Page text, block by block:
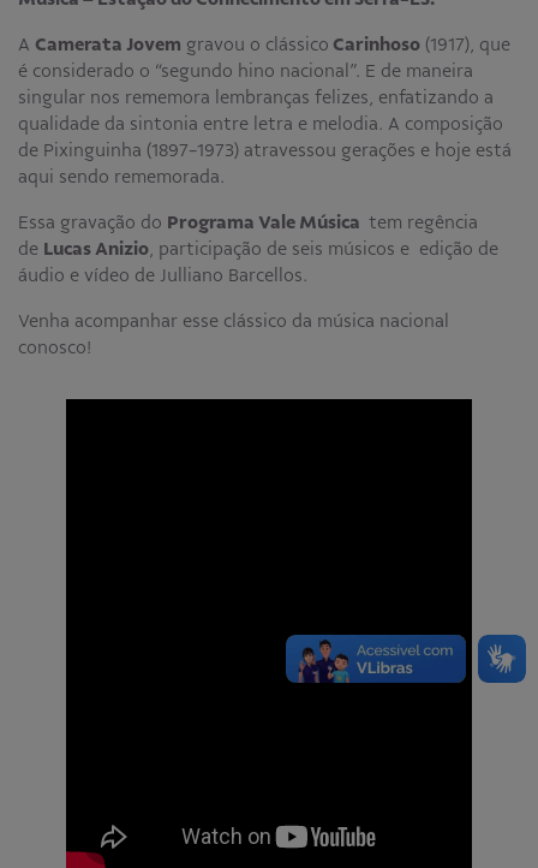
A Camerata Jovem gravou o clássico Carinhoso (1917), que
é considerado o “segundo hino nacional”. E de maneira
singular nos rememora lembranças felizes, enfatizando a
qualidade da sintonia entre letra e melodia. A composição
de Pixinguinha (1897-1973) atravessou gerações e hoje está
aqui sendo rememorada.
Essa gravação do Programa Vale Música tem regência
de Lucas Anizio, participação de seis músicos e edição de
áudio e vídeo de Julliano Barcellos.
Venha acompanhar esse clássico da música nacional
conosco!